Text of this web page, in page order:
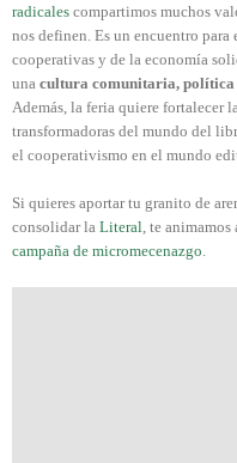
radicales compartimos muchos
nos definen. Es un encuentro para
cooperativas y de la economía
una cultura comunitaria,
Además, la feria quiere fortalecer
transformadoras del mundo del
el cooperativismo en el mundo
Si quieres aportar tu granito de
consolidar la Literal, te animamos
campaña de micromecenazgo.